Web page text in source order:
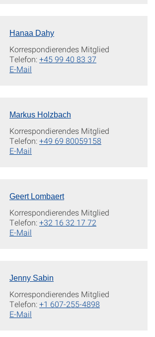
Hanaa Dahy
Korrespondierendes Mitglied
Telefon:+45 99 40 83 37
E-Mail
Markus Holzbach
Korrespondierendes Mitglied
Telefon:+49 69 80059158
E-Mail
Geert Lombaert
Korrespondierendes Mitglied
Telefon:+32 16 32 17 72
E-Mail
Jenny Sabin
Korrespondierendes Mitglied
Telefon:+1 607-255-4898
E-Mail